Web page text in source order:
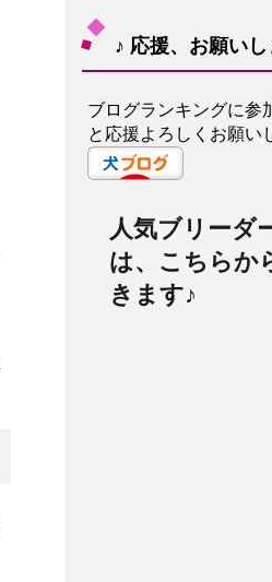
♪ 応援、お願いし
ブログランキングに参
と応援よろしくお願い
人気ブリーダ
は、こちらか
きます♪